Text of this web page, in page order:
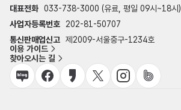
대표전화 033-738-3000 (유료, 평일 09시~18시)
사업자등록번호 202-81-50707
통신판매업신고 제2009-서울중구-1234호
이용 가이드
찾아오시는 길